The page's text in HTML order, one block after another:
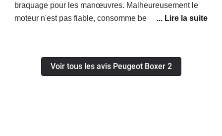
braquage pour les manœuvres. Malheureusement le
moteur n'est pas fiable, consomme beaucoup trop
Voir tous les avis Peugeot Boxer 2